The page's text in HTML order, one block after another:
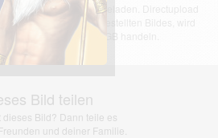
einem Nutzer hochgeladen. Directupload
für den Inhalt des dargestellten Bildes, wird
nach §2(3) unserer AGB handeln.
Bild teilen
dieses Bild? Dann teile es
und deiner Familie.